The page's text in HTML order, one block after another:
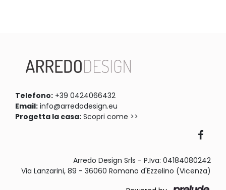
Telefono: +39 0424066432
Email: info@arredodesign.eu
Progetta la casa: Scopri come >>
Arredo Design Srls - P.Iva: 04184080242
Via Lanzarini, 89 - 36060 Romano d'Ezzelino (Vicenza)